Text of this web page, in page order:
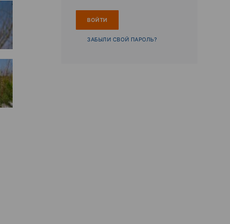
ЗАБЫЛИ СВОЙ ПАРОЛЬ?